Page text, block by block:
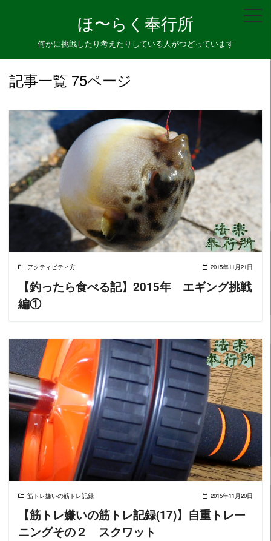
ほ〜らく奉行所
何かに挑戦したり考えたりしている人がつどっています
記事一覧 75ページ
READ MORE
アクティビティ方 2015年11月21日
【釣ったら食べる記】2015年 エギング挑戦
編①
READ MORE
筋トレ嫌いの筋トレ記録 2015年11月20日
【筋トレ嫌いの筋トレ記録(17)】自重トレー
ニングその２ スクワット